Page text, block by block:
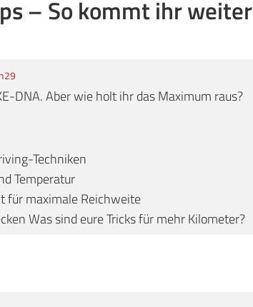
– So kommt ihr weiter
DNA. Aber wie holt ihr das Maximum raus?
Techniken
Temperatur
für maximale Reichweite
Was sind eure Tricks für mehr Kilometer?